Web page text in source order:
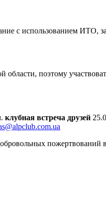
с использованием ИТО,
области, поэтому
клубная встреча друзей